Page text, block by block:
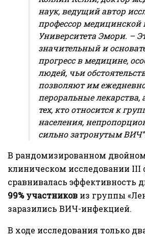
наук, ведущий автор
профессор
Университета Эмори. –
значительный и
прогресс в медицине,
людей, чьи
позволяют им
пероральные лекарства,
тех, кто относится к
населения,
сильно затронутым
В рандомизированном
клиническом исследовании III
сравнивалась эффективность
99% участников из группы
заразились ВИЧ-инфекцией.
В ходе исследования только